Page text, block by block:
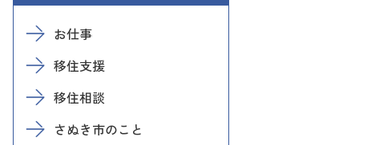
お仕事
移住支援
移住相談
さぬき市のこと